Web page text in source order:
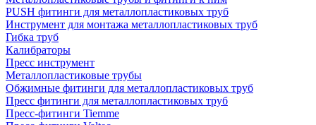
PUSH фитинги для металлопластиковых труб
Инструмент для монтажа металлопластиковых труб
Гибка труб
Калибраторы
Пресс инструмент
Металлопластиковые трубы
Обжимные фитинги для металлопластиковых труб
Пресс фитинги для металлопластиковых труб
Пресс-фитинги Tiemme